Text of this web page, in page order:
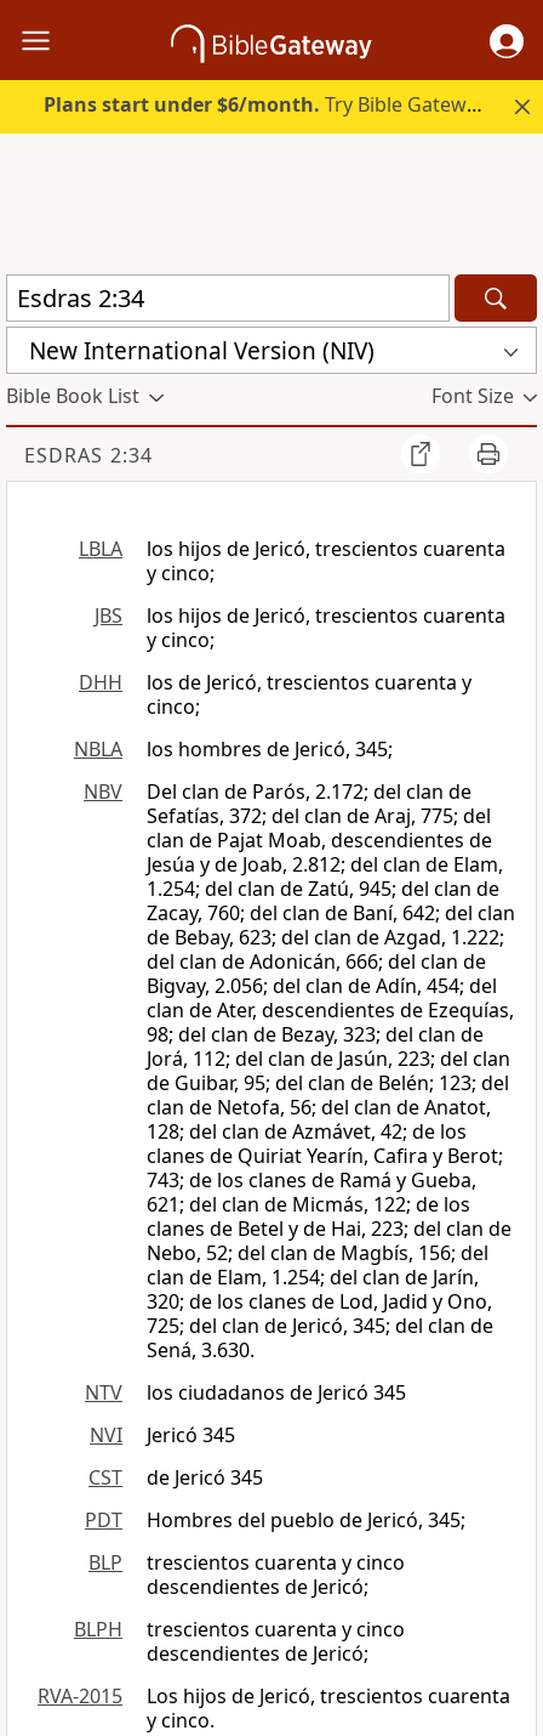
Plans start under $6/month. Try Bible Gateway Plus.
New International Version (NIV)
Bible Book List Font Size
ESDRAS 2:34
LBLA
los hijos de Jericó, trescientos cuarenta
y cinco;
JBS
los hijos de Jericó, trescientos cuarenta
y cinco;
DHH
los de Jericó, trescientos cuarenta y
cinco;
NBLA
los hombres de Jericó, 345;
NBV
Del clan de Parós, 2.172; del clan de
Sefatías, 372; del clan de Araj, 775; del
clan de Pajat Moab, descendientes de
Jesúa y de Joab, 2.812; del clan de Elam,
1.254; del clan de Zatú, 945; del clan de
Zacay, 760; del clan de Baní, 642; del clan
de Bebay, 623; del clan de Azgad, 1.222;
del clan de Adonicán, 666; del clan de
Bigvay, 2.056; del clan de Adín, 454; del
clan de Ater, descendientes de Ezequías,
98; del clan de Bezay, 323; del clan de
Jorá, 112; del clan de Jasún, 223; del clan
de Guibar, 95; del clan de Belén; 123; del
clan de Netofa, 56; del clan de Anatot,
128; del clan de Azmávet, 42; de los
clanes de Quiriat Yearín, Cafira y Berot;
743; de los clanes de Ramá y Gueba,
621; del clan de Micmás, 122; de los
clanes de Betel y de Hai, 223; del clan de
Nebo, 52; del clan de Magbís, 156; del
clan de Elam, 1.254; del clan de Jarín,
320; de los clanes de Lod, Jadid y Ono,
725; del clan de Jericó, 345; del clan de
Sená, 3.630.
NTV
los ciudadanos de Jericó 345
NVI
Jericó 345
CST
de Jericó 345
PDT
Hombres del pueblo de Jericó, 345;
BLP
trescientos cuarenta y cinco
descendientes de Jericó;
BLPH
trescientos cuarenta y cinco
descendientes de Jericó;
RVA-2015
Los hijos de Jericó, trescientos cuarenta
y cinco.